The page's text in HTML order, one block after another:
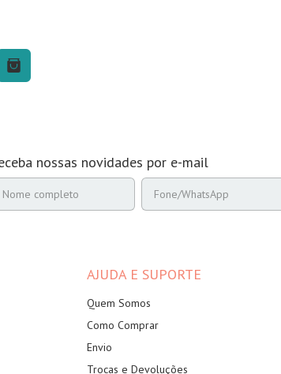
nossas novidades por e-mail
AJUDA E SUPORTE
Quem Somos
Como Comprar
Envio
Trocas e Devoluções